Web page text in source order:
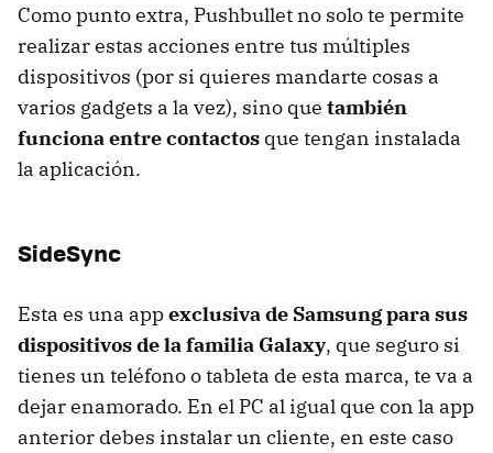
Como punto extra, Pushbullet no solo te permite
realizar estas acciones entre tus múltiples
dispositivos (por si quieres mandarte cosas a
varios gadgets a la vez), sino que también
funciona entre contactos que tengan instalada
la aplicación.
SideSync
Esta es una appexclusiva de Samsung para sus
dispositivos de la familia Galaxy, que seguro si
tienes un teléfono o tableta de esta marca, te va a
dejar enamorado. En el PC al igual que con la app
anterior debes instalar un cliente, en este caso